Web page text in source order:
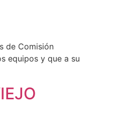
de Comisión
equipos y que a su